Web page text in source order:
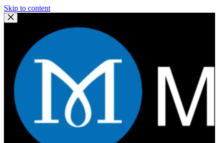
Skip to content